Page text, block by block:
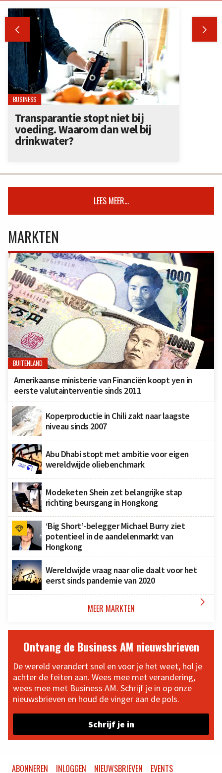
 
BUSINESS
Transparantie stopt niet bij
voeding. Waarom dan wel bij
drinkwater?
LEES MEER...
MARKTEN
BUITENLAND
Amerikaanse ministerie van Financiën koopt yen in
eerste valutainterventie sinds 2011
Koperproductie in Chili zakt naar laagste
niveau sinds 2007
Abu Dhabi stopt met ambitie voor eigen
wereldwijde oliebenchmark
Modeketen Shein zet belangrijke stap
richting beursgang in Hongkong
‘Big Short’-belegger Michael Burry ziet
potentieel in de aandelenmarkt van
Hongkong
Wereldwijde vraag naar olie daalt voor het
eerst sinds pandemie van 2020
MEER MARKTEN 
Ontvang de Business AM nieuwsbrieven
De wereld verandert snel en voor je het weet, hol je
achter de feiten aan. Wees mee met verandering,
wees mee met Business AM. Schrijf je in op onze
nieuwsbrieven en houd de vinger aan de pols.
Schrijf je in
ABONNEREN INLOGGEN NIEUWSBRIEVEN EVENTS